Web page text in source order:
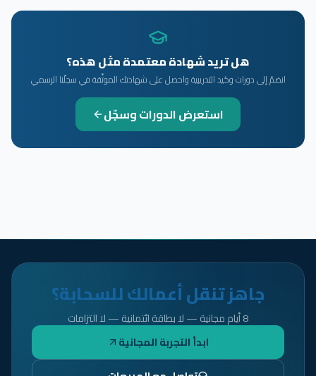
هل تريد شهادة معتمدة مثل هذه؟
انضمّ إلى دورات وكيد التدريبية واحصل على شهادتك الموثّقة في سجلّنا الرسمي
استعرض الدورات وسجّل
جاهز تنقل أعمالك للسحابة؟
8 أيام مجانية — لا بطاقة ائتمانية — لا التزامات
ابدأ التجربة المجانية